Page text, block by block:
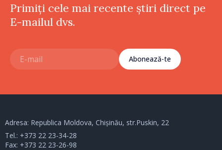
Primiți cele mai recente știri direct pe
E-mailul dvs.
Abonează-te
Adresa: Republica Moldova, Chișinău, str.Puskin, 22
Tel.: +373 22 23-34-28
Fax: +373 22 23-26-98